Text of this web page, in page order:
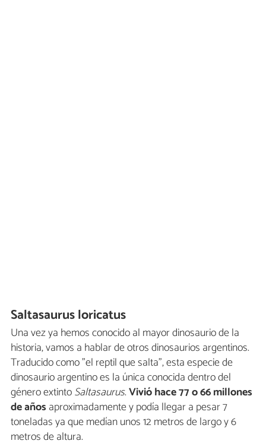
Saltasaurus loricatus
Una vez ya hemos conocido al mayor dinosaurio de la
historia, vamos a hablar de otros dinosaurios argentinos.
Traducido como "el reptil que salta", esta especie de
dinosaurio argentino es la única conocida dentro del
género extintoSaltasaurus.Vivió hace 77 o 66 millones
de años aproximadamente y podía llegar a pesar 7
toneladas ya que medían unos 12 metros de largo y 6
metros de altura.